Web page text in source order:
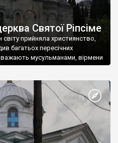
Святої Ріпсіме
прийняла християнство,
багатьох пересічних
вважають мусульманами, вірмени